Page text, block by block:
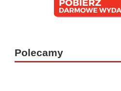
Polecamy